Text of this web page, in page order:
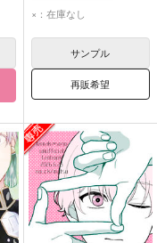
四葉環
逢坂壮五
×：在庫なし
サンプル
再販希望